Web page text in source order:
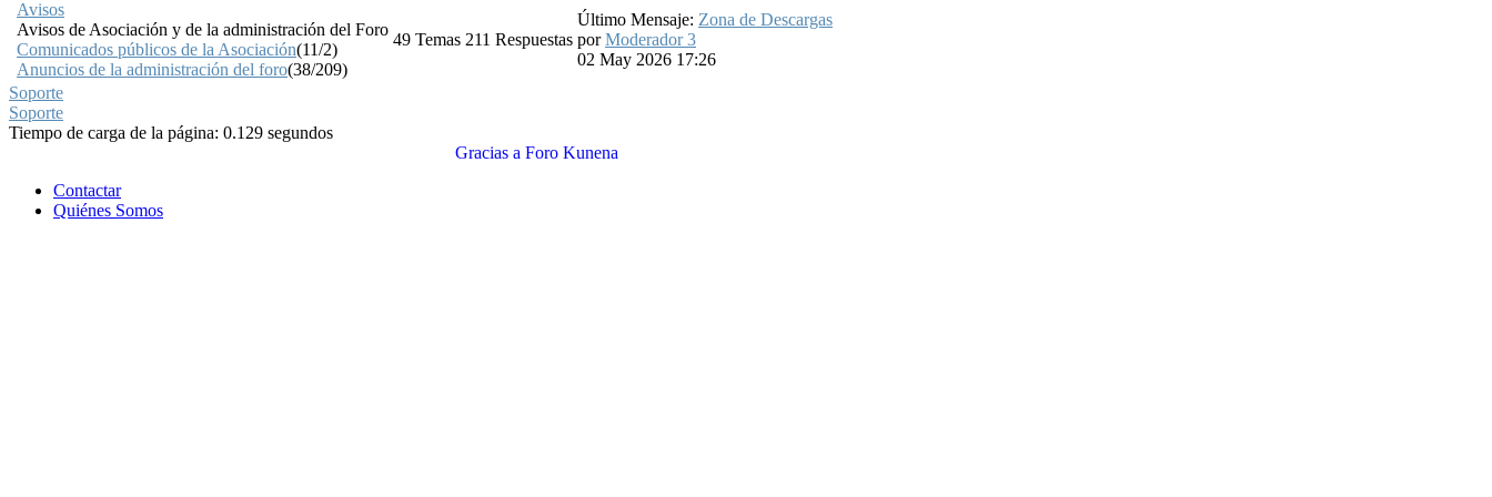
Avisos
Avisos de Asociación y de la administración del Foro
Comunicados públicos de la Asociación(11/2)
Anuncios de la administración del foro(38/209)
49 Temas 211 Respuestas
Último Mensaje: Zona de Descargas
porModerador 3
02 May 2026 17:26
Soporte
Soporte
Tiempo de carga de la página: 0.129 segundos
Gracias a Foro Kunena
Contactar
Quiénes Somos